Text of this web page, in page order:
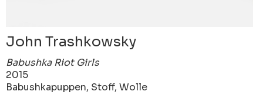
John Trashkowsky
Babushka Riot Girls
2015
Babushkapuppen, Stoff, Wolle